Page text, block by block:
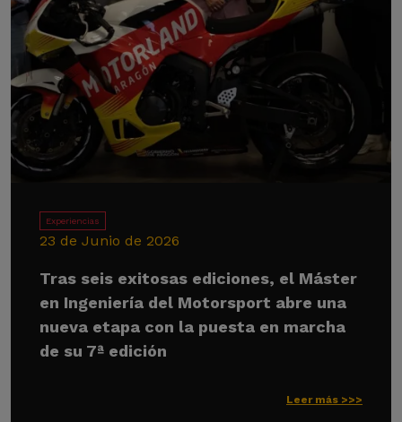
Experiencias
23 de Junio de 2026
Tras seis exitosas ediciones, el Máster
en Ingeniería del Motorsport abre una
nueva etapa con la puesta en marcha
de su 7ª edición
Leer más >>>